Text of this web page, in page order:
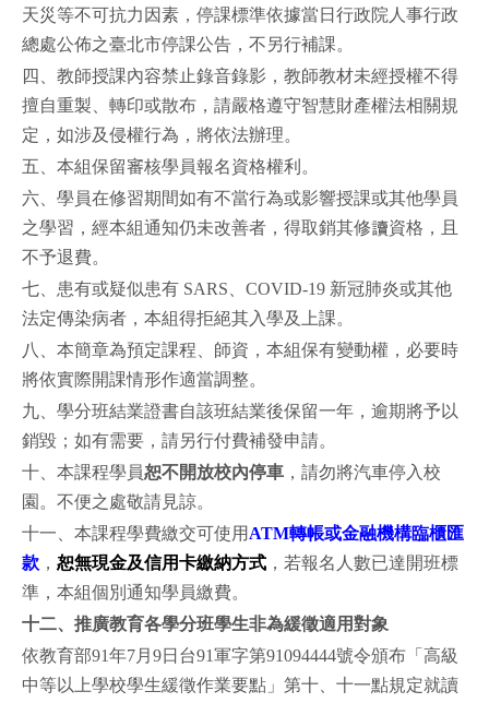
天災等不可抗力因素，停課標準依據當日行政院人事行政
總處公佈之臺北市停課公告，不另行補課。
四、教師授課內容禁止錄音錄影 ，教師教材未經授權不得
擅自重製、轉印或散布，請嚴格遵守智慧財產權法相關規
定，如涉及侵權行為，將依法辦理。
五、本組保留審核學員報名資格權利。
六、學員在修習期間如有不當行為或影響授課或其他學員
之學習，經本組通知仍未改善者，得取銷其修讀資格，且
不予退費。
七、患有或疑似患有 SARS、COVID-19 新冠肺炎或其他
法定傳染病者，本組得拒絕其入學及上課。
八、本簡章為預定課程、師資，本組保有變動權，必要時
將依實際開課情形作適當調整。
九、學分班結業證書自該班結業後保留一年，逾期將予以
銷毀；如有需要，請另行付費補發申請。
十、本課程學員恕不開放校內停車 ，請勿將汽車停入校
園。不便之處敬請見諒。
十一、本課程學費繳交可使用 ATM轉帳或金融機構臨櫃匯
款 ， 恕無現金及信用卡繳納方式 ，若報名人數已達開班標
準，本組個別通知學員繳費。
十二、 推廣教育各學分班學生非為緩徵適用對象
依教育部91年7月9日台91軍字第91094444號令頒布「高級
中等以上學校學生緩徵作業要點」第十、十一點規定就讀